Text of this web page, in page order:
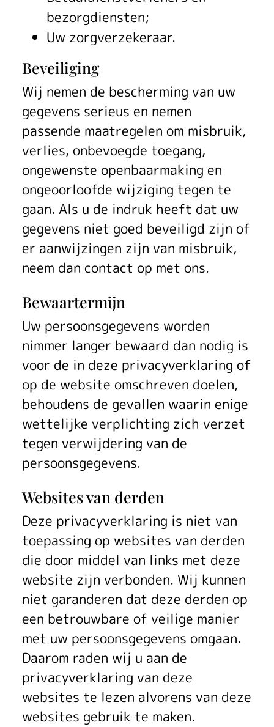
bezorgdiensten;
Uw zorgverzekeraar.
Beveiliging
Wij nemen de bescherming van uw
gegevens serieus en nemen
passende maatregelen om misbruik,
verlies, onbevoegde toegang,
ongewenste openbaarmaking en
ongeoorloofde wijziging tegen te
gaan. Als u de indruk heeft dat uw
gegevens niet goed beveiligd zijn of
er aanwijzingen zijn van misbruik,
neem dan contact op met ons.
Bewaartermijn
Uw persoonsgegevens worden
nimmer langer bewaard dan nodig is
voor de in deze privacyverklaring of
op de website omschreven doelen,
behoudens de gevallen waarin enige
wettelijke verplichting zich verzet
tegen verwijdering van de
persoonsgegevens.
Websites van derden
Deze privacyverklaring is niet van
toepassing op websites van derden
die door middel van links met deze
website zijn verbonden. Wij kunnen
niet garanderen dat deze derden op
een betrouwbare of veilige manier
met uw persoonsgegevens omgaan.
Daarom raden wij u aan de
privacyverklaring van deze
websites te lezen alvorens van deze
websites gebruik te maken.